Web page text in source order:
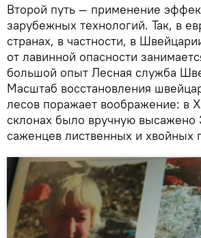
Второй путь — применение
зарубежных технологий. Так, в
странах, в частности, в
от лавинной опасности
большой опыт Лесная служба
Масштаб восстановления
лесов поражает воображение: в
склонах было вручную
саженцев лиственных и хвойных